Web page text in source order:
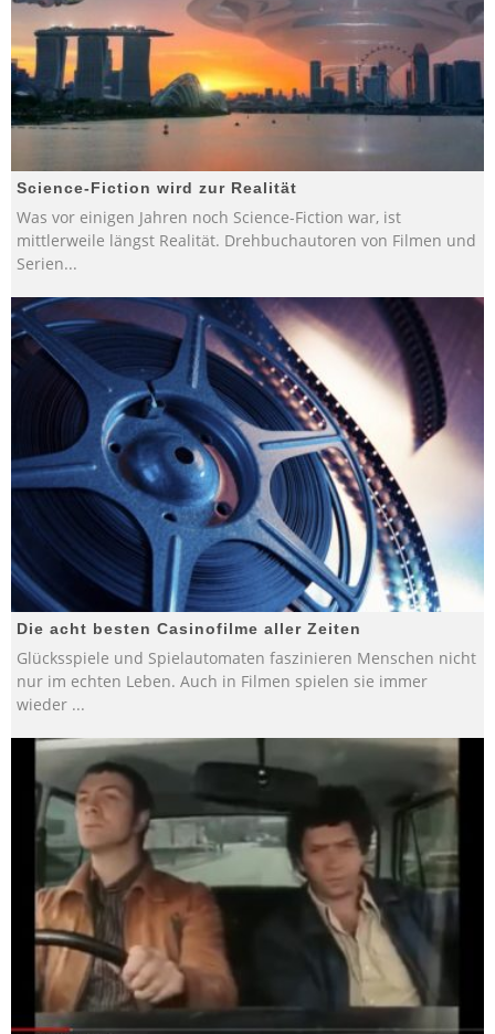
Science-Fiction wird zur Realität
Was vor einigen Jahren noch Science-Fiction war, ist
mittlerweile längst Realität. Drehbuchautoren von Filmen und
Serien...
Die acht besten Casinofilme aller Zeiten
Glücksspiele und Spielautomaten faszinieren Menschen nicht
nur im echten Leben. Auch in Filmen spielen sie immer
wieder ...